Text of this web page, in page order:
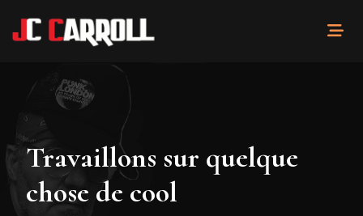
Travaillons sur quelque
chose de cool